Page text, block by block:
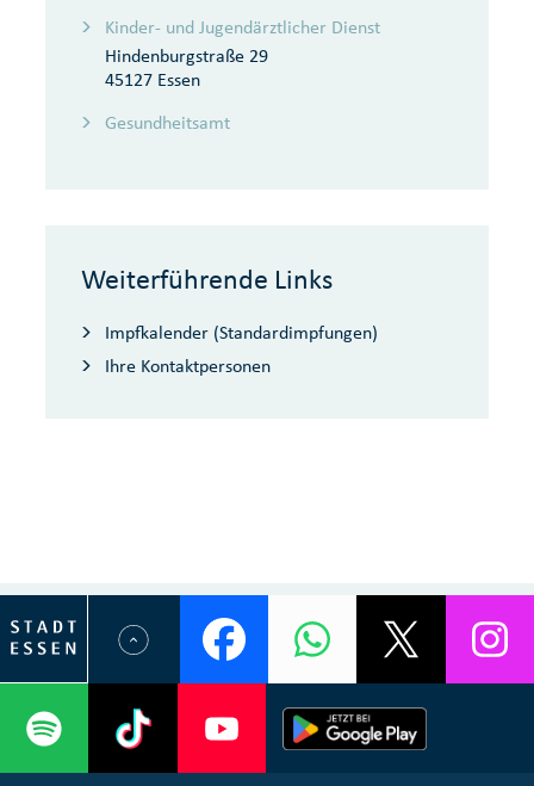
Kinder- und Jugendärztlicher Dienst
Hindenburgstraße 29
45127 Essen
Gesundheitsamt
Weiterführende Links
Impfkalender (Standardimpfungen)
Ihre Kontaktpersonen